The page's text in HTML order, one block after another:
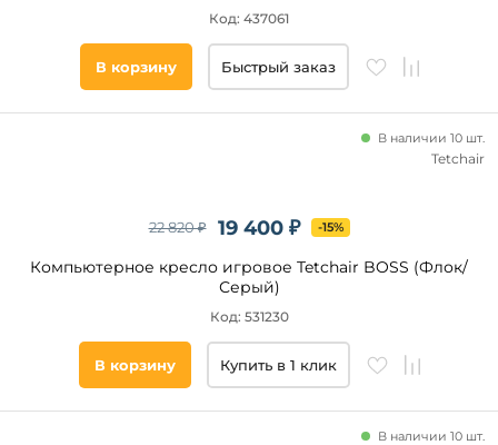
Код: 437061
В корзину Быстрый заказ
19 400 ₽
22 820 ₽ -15%
Компьютерное кресло игровое Tetchair BOSS (Флок/
Серый)
В наличии 10 шт.
Код: 531230
Tetchair
В корзину Купить в 1 клик
В наличии 10 шт.